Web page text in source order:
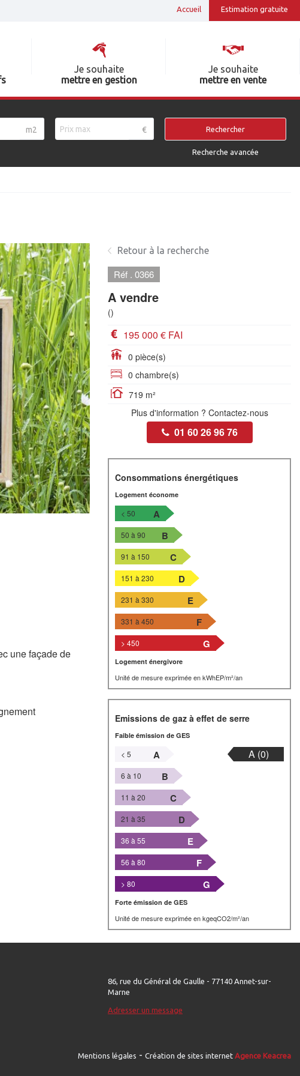
Accueil Estimation gratuite
Je souhaite
mettre en gestion
Je souhaite
mettre en vente
m2 € Rechercher
Recherche avancée
une façade de
Retour à la recherche
Réf . 0366
A vendre
()
195 000 € FAI
0 pièce(s)
0 chambre(s)
719 m²
Plus d'information ? Contactez-nous
01 60 26 96 76
Consommations énergétiques
Logement économe
< 50 A
50 à 90 B
91 à 150 C
151 à 230 D
231 à 330 E
331 à 450 F
> 450 G
Logement énergivore
Unité de mesure exprimée en kWhEP/m²/an
Emissions de gaz à effet de serre
Faible émission de GES
< 5 A A (0)
6 à 10 B
11 à 20 C
21 à 35 D
36 à 55 E
56 à 80 F
> 80 G
Forte émission de GES
Unité de mesure exprimée en kgeqCO2/m²/an
86, rue du Général de Gaulle - 77140 Annet-sur-
Marne
Adresser un message
Mentions légales - Création de sites internet Agence Keacrea